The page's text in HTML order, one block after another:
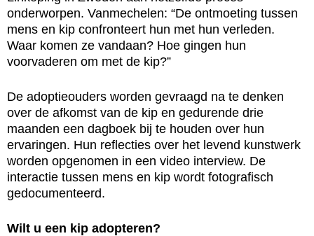
onderworpen. Vanmechelen: “De ontmoeting tussen
mens en kip confronteert hun met hun verleden.
Waar komen ze vandaan? Hoe gingen hun
voorvaderen om met de kip?”
De adoptieouders worden gevraagd na te denken
over de afkomst van de kip en gedurende drie
maanden een dagboek bij te houden over hun
ervaringen. Hun reflecties over het levend kunstwerk
worden opgenomen in een video interview. De
interactie tussen mens en kip wordt fotografisch
gedocumenteerd.
Wilt u een kip adopteren?